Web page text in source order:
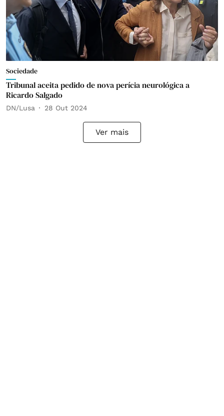
Sociedade
Tribunal aceita pedido de nova perícia neurológica a
Ricardo Salgado
DN/Lusa 28 Out 2024
Ver mais